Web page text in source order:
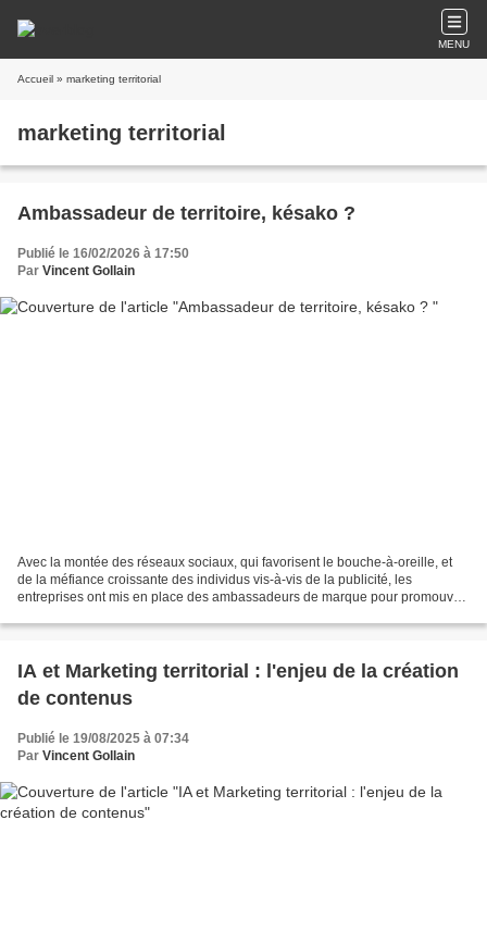
MENU
Accueil » marketing territorial
marketing territorial
Ambassadeur de territoire, késako ?
Publié le 16/02/2026 à 17:50
Par Vincent Gollain
Avec la montée des réseaux sociaux, qui favorisent le bouche-à-oreille, et
de la méfiance croissante des individus vis-à-vis de la publicité, les
entreprises ont mis en place des ambassadeurs de marque pour promouvoir
IA et Marketing territorial : l'enjeu de la création
de contenus
Publié le 19/08/2025 à 07:34
Par Vincent Gollain